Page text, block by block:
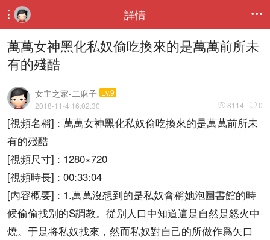
 詳情 
萬萬女神黑化私奴偷吃換來的是萬萬前所未
有的殘酷
女主之家-二麻子 Lv.9
 8114  0
2018-11-4 16:02:30
[視頻名稱] : 萬萬女神黑化私奴偷吃換來的是萬萬前所未
有的殘酷
[視頻尺寸] : 1280×720
[視頻時長] : 00:33:04
[内容概要] : 1.萬萬沒想到的是私奴會稱她泡圖書館的時
候偷偷找别的S調教。從别人口中知道這是自然是怒火中
燒。于是将私奴找來，然而私奴對自己的所做作爲矢口